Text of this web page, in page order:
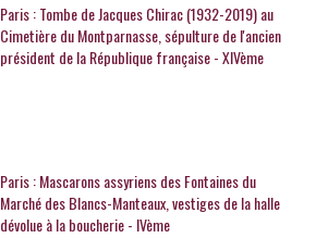
Paris : Tombe de Jacques Chirac (1932-2019) au
Cimetière du Montparnasse, sépulture de l'ancien
président de la République française - XIVème
Paris : Mascarons assyriens des Fontaines du
Marché des Blancs-Manteaux, vestiges de la halle
dévolue à la boucherie - IVème